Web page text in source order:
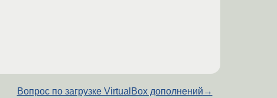
Вопрос по загрузке VirtualBox дополнений →